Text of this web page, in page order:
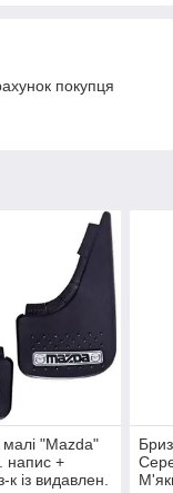
покупця
малі "Mazda"
напис +
із видавлен.